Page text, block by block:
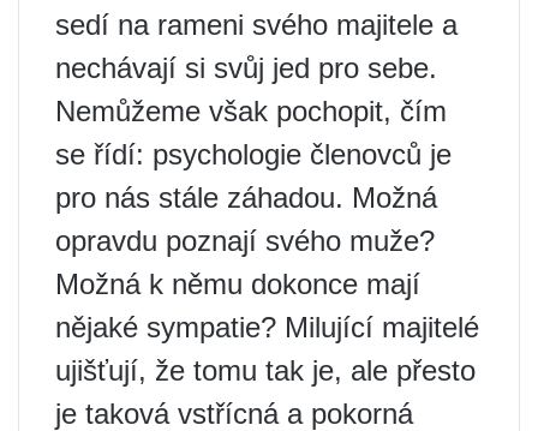
sedí na rameni svého majitele a
nechávají si svůj jed pro sebe.
Nemůžeme však pochopit, čím
se řídí: psychologie členovců je
pro nás stále záhadou. Možná
opravdu poznají svého muže?
Možná k němu dokonce mají
nějaké sympatie? Milující majitelé
ujišťují, že tomu tak je, ale přesto
je taková vstřícná a pokorná